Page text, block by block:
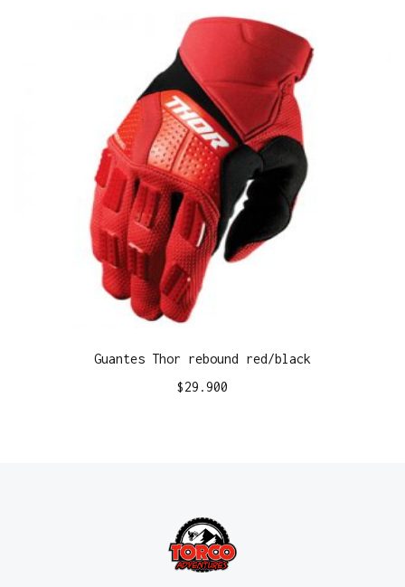
Guantes Thor rebound red/black
$29.900